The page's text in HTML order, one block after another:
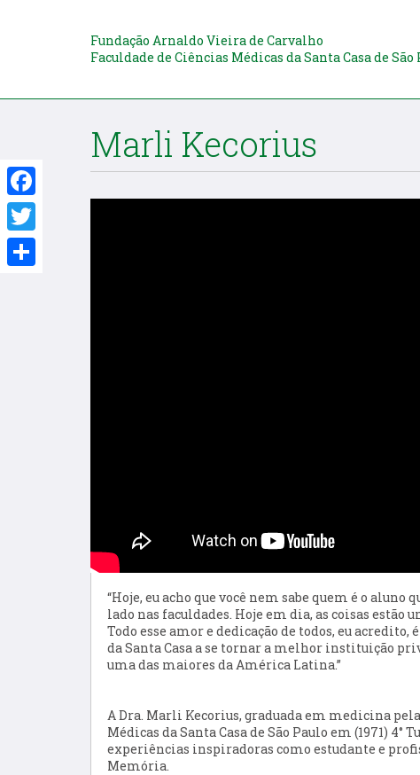
Fundação Arnaldo Vieira de Carvalho
Faculdade de Ciências Médicas da Santa Casa de São
Marli Kecorius
“Hoje, eu acho que você nem sabe quem é o aluno
lado nas faculdades. Hoje em dia, as coisas estão
Todo esse amor e dedicação de todos, eu acredito,
daSanta Casaase tornar a melhor instituição
uma das maiores da América Latina.”
A Dra. Marli Kecorius, graduada em medicina
Médicas da Santa Casa de São Paulo em (1971) 4°
experiências inspiradoras como estudante e
Memória.
Facebook
Twitter